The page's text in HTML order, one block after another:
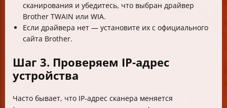
сканирования и убедитесь, что выбран драйвер
Brother TWAIN или WIA.
Если драйвера нет — установите их с официального
сайта Brother.
Шаг 3. Проверяем IP-адрес
устройства
Часто бывает, что IP-адрес сканера меняется